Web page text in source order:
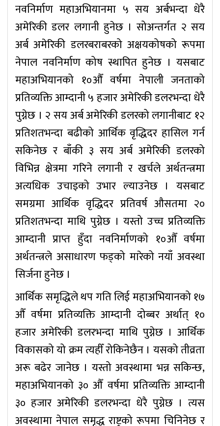
नवनिर्माण महाअभियानमा ५ सय अर्बभन्दा धेरै
अमेरिकी डलर लगानी हुनेछ । सोअन्तर्गत २ सय
अर्ब अमेरिकी डलरबराबरको अक्षयकोषको रूपमा
नेपाल नवनिर्माण कोष स्थापित हुनेछ । यसबाट
महाअभियानको १०औँ वर्षमा नेपाली जनताको
प्रतिव्यक्ति आम्दानी ५ हजार अमेरिकी डलरभन्दा धेरै
पुग्नेछ । २ सय अर्ब अमेरिकी डलरको लगानीबाट १२
प्रतिशतभन्दा बढीको आर्थिक वृद्धिदर हासिल गर्न
सकिनेछ र बाँकी ३ सय अर्ब अमेरिकी डलरको
विभिन्न क्षेत्रमा गरिने लगानी र खर्चले अर्थतन्त्रमा
अत्यधिक उचाइको उभार ल्याउनेछ । यसबाट
समग्रमा आर्थिक वृद्धिदर प्रतिवर्ष औसतमा २०
प्रतिशतभन्दा माथि पुग्नेछ । यस्तो उच्च प्रतिव्यक्ति
आम्दानी प्राप्त हुँदा नवनिर्माणको १०औँ वर्षमा
अर्थतन्त्रले असाधारण फड्को मारेको नयाँ अवस्था
सिर्जना हुनेछ ।
आर्थिक समृद्धिले थप गति लिई महाअभियानको १७
औँ वर्षमा प्रतिव्यक्ति आम्दानी दोब्बर अर्थात् १०
हजार अमेरिकी डलरभन्दा माथि पुग्नेछ । आर्थिक
विकासको यो क्रम त्यहीँ रोकिनेछैन । यसको तीव्रता
अरू बढेर जानेछ । यस्तो अवस्थामा भन्न सकिन्छ,
महाअभियानको ३० औँ वर्षमा प्रतिव्यक्ति आम्दानी
३० हजार अमेरिकी डलरभन्दा धेरै पुग्नेछ । त्यस
अवस्थामा नेपाल समृद्ध राष्ट्रको रूपमा चिनिनेछ र